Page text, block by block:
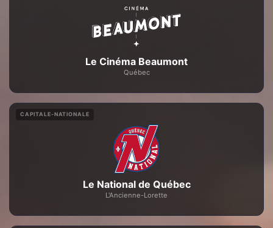
Le Cinéma Beaumont
Québec
CAPITALE-NATIONALE
Le National de Québec
L'Ancienne-Lorette